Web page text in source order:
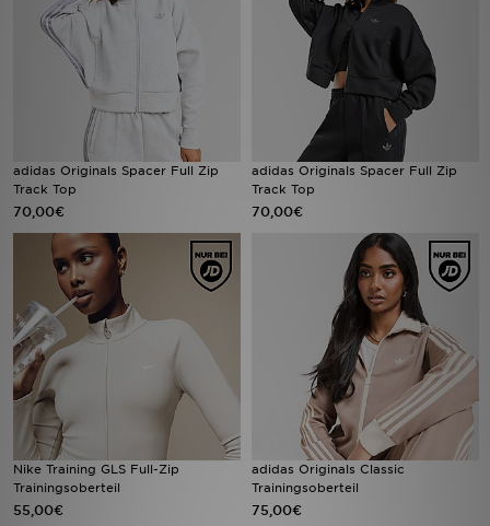
adidas Originals Spacer Full Zip
Track Top
70,00€
adidas Originals Spacer Full Zip
Track Top
70,00€
Nike Training GLS Full-Zip
Trainingsoberteil
55,00€
adidas Originals Classic
Trainingsoberteil
75,00€
Bestellverfolgung
Hilfe & Kontakt
Trending Styles